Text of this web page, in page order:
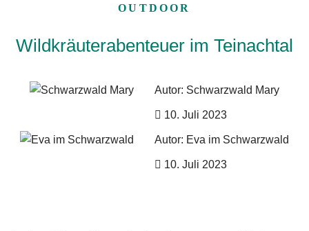
OUTDOOR
Wildkräuterabenteuer im Teinachtal
Autor: Schwarzwald Mary
10. Juli 2023
Autor: Eva im Schwarzwald
10. Juli 2023